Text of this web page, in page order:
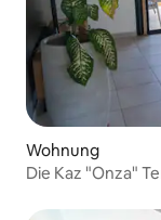
Wohnung
Die Kaz "Onza"